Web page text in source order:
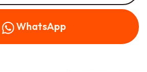
WhatsApp